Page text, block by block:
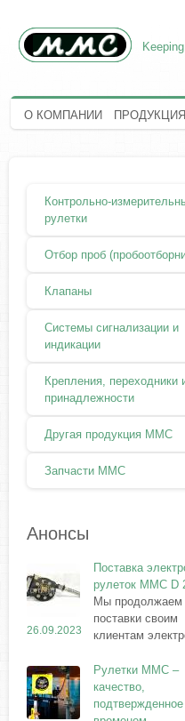
О КОМПАНИИ ПРОДУКЦИЯ
Контрольно-
рулетки
Отбор проб
Клапаны
Системы сигнализации и
индикации
Крепления, переходники
принадлежности
Другая продукция ММС
Запчасти MMC
Анонсы
26.09.2023
Поставка
рулеток MMC D
Мы продолжаем
поставки своим
клиентам
Рулетки MMC –
качество,
подтвержденное